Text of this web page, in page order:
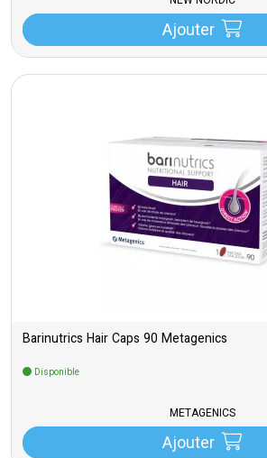
Ajouter
Barinutrics Hair Caps 90 Metagenics
Disponible
METAGENICS
Ajouter